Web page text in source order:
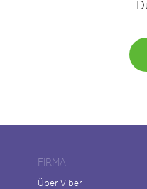
FIRMA
Über Viber